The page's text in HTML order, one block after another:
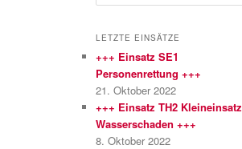
u
h
n
LETZTE EINSÄTZE
+++ Einsatz SE1
Personenrettung +++
21. Oktober 2022
+++ Einsatz TH2 Kleineinsatz
Wasserschaden +++
8. Oktober 2022